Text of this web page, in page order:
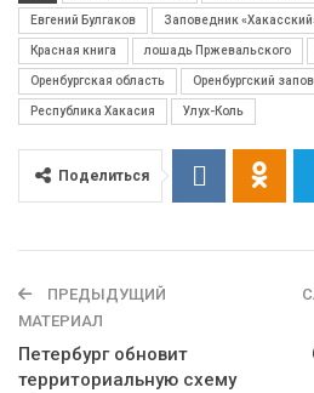
Евгений Булгаков Заповедник
Красная книга лошадь Пржевальского
Оренбургская область Оренбургский
Республика Хакасия Улух-Коль
Поделиться
ПРЕДЫДУЩИЙ
МАТЕРИАЛ
Петербург обновит
территориальную схему